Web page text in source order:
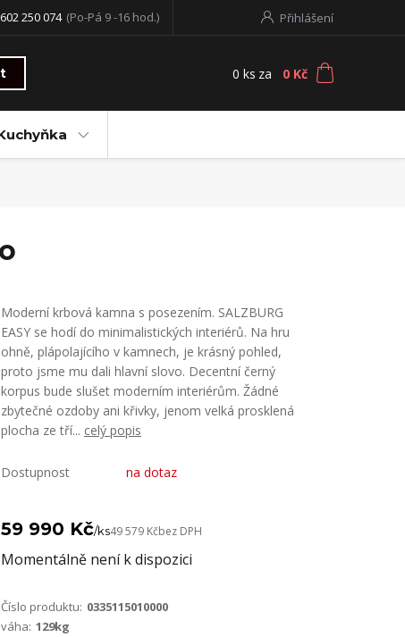
Přihlášení
250 074 (Po-Pá 9 -16 hod.)
0 ks za 0 Kč
Moderní krbová kamna s posezením. SALZBURG
EASY se hodí do minimalistických interiérů. Na hru
ohně, plápolajícího v kamnech, je krásný pohled,
proto jsme mu dali hlavní slovo. Decentní černý
korpus bude slušet moderním interiérům. Žádné
zbytečné ozdoby ani křivky, jenom velká prosklená
plocha ze tří... celý popis
Dostupnost na dotaz
59 990 Kč/ks49 579 Kčbez DPH
Momentálně není k dispozici
Číslo produktu: 0335115010000
váha: 129kg